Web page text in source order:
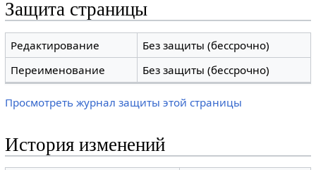
Защита страницы
Редактирование
Без защиты (бессрочно)
Переименование
Без защиты (бессрочно)
Просмотреть журнал защиты этой страницы
История изменений